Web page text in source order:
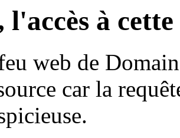
l'accès à
web de
car la